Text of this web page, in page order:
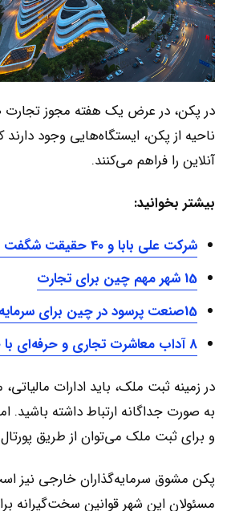
ناحیه از پکن، ایستگاه‌هایی وجود
آنلاین را فراهم می‌کنند.
بیشتر بخوانید:
شرکت علی بابا و 40 حقیقت شگفت انگیز
15 شهر مهم چین برای تجارت
15صنعت پرسود در چین برای سرمایه گذاری
8 آداب معاشرت تجاری و حرفه‌ای با چینی‌ها که باید بدانید
در زمینه ثبت ملک، باید ادارات مالیاتی،
به صورت جداگانه ارتباط داشته باشید.
و برای ثبت ملک می‌توان از طریق پورتال
پکن مشوق سرمایه‌گذاران خارجی نیز
مسئولان این شهر قوانین سخت‌گیرانه